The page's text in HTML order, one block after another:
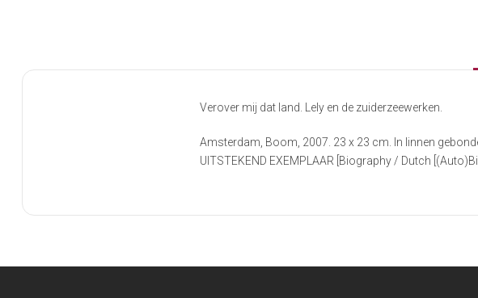
Verover mij dat land. Lely en de zuiderzeewerken.
Amsterdam, Boom, 2007. 23 x 23 cm. In linnen
UITSTEKEND EXEMPLAAR [Biography / Dutch